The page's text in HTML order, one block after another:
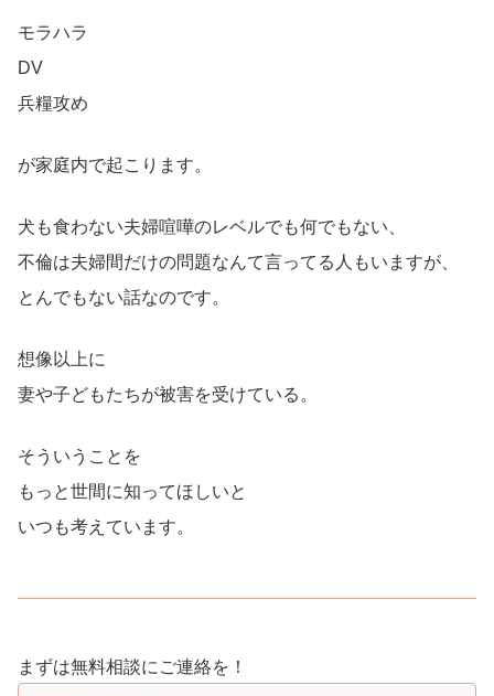
モラハラ
DV
兵糧攻め
が家庭内で起こります。
犬も食わない夫婦喧嘩のレベルでも何でもない、
不倫は夫婦間だけの問題なんて言ってる人もいますが、
とんでもない話なのです。
想像以上に
妻や子どもたちが被害を受けている。
そういうことを
もっと世間に知ってほしいと
いつも考えています。
まずは無料相談にご連絡を！